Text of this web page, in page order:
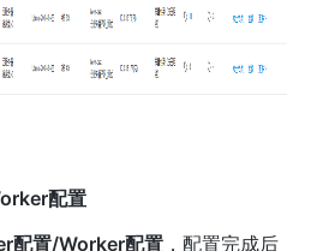
配置
配置/Worker配置，配置完成后